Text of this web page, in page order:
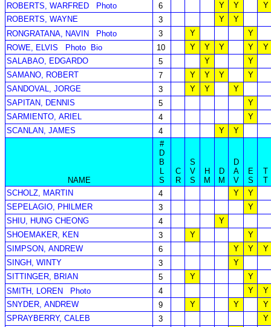
ROBERTS, WARFRED
Photo 6 Y Y
Y
ROBERTS, WAYNE
3 Y
Y
RONGRATANA, NAVIN
Photo 3 Y
Y
ROWE, ELVIS
Photo Bio 10 Y Y Y Y
Y
SALABAO, EDGARDO
5 Y
Y
SAMANO, ROBERT
7 Y Y Y
Y
SANDOVAL, JORGE
3 Y Y
Y
SAPITAN, DENNIS
5
Y
SARMIENTO, ARIEL
4
Y
SCANLAN, JAMES
4 Y Y
NAME
#
D
B
L
S
C
R
S
V
S
H
M
D
M
D
A
V
E
S
T
T
SCHOLZ, MARTIN
4 Y
Y
SEPELAGIO, PHILMER
3
Y
SHIU, HUNG CHEONG
4
Y
SHOEMAKER, KEN
3 Y
Y
SIMPSON, ANDREW
6 Y Y
Y
SINGH, WINTY
3
Y
SITTINGER, BRIAN
5 Y
Y
SMITH, LOREN
Photo 4 Y
Y
SNYDER, ANDREW
9 Y Y
Y
SPRAYBERRY, CALEB
3
Y